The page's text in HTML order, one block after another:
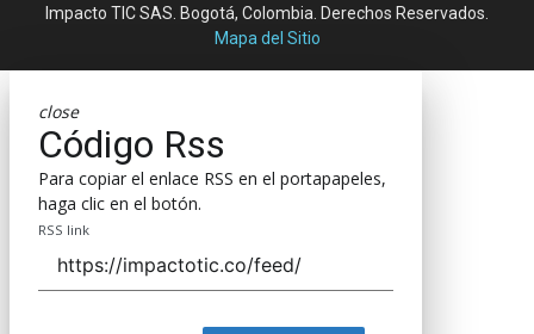
Impacto TIC SAS. Bogotá, Colombia. Derechos Reservados.
Mapa del Sitio
close
Código Rss
Para copiar el enlace RSS en el portapapeles,
haga clic en el botón.
RSS link